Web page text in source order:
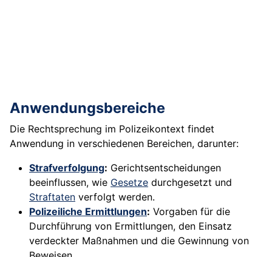
Anwendungsbereiche
Die Rechtsprechung im Polizeikontext findet
Anwendung in verschiedenen Bereichen, darunter:
Strafverfolgung: Gerichtsentscheidungen
beeinflussen, wie Gesetze durchgesetzt und
Straftaten verfolgt werden.
Polizeiliche Ermittlungen: Vorgaben für die
Durchführung von Ermittlungen, den Einsatz
verdeckter Maßnahmen und die Gewinnung von